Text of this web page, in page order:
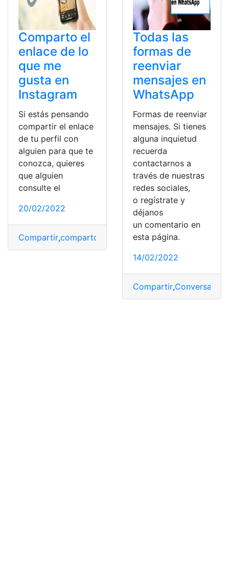
Comparto el
enlace de lo
que me
gusta en
Instagram
Si estás pensando
compartir el enlace
de tu perfil con
alguien para que te
conozca, quieres
que alguien
consulte el
20/02/2022
Compartir,comparto Instagram,Publicaciones
Todas las
formas de
reenviar
mensajes en
WhatsApp
Formas de reenviar
mensajes. Si tienes
alguna inquietud
recuerda
contactarnos a
través de nuestras
redes sociales,
o regístrate y
déjanos
un comentario en
esta página.
14/02/2022
Compartir,Conversación